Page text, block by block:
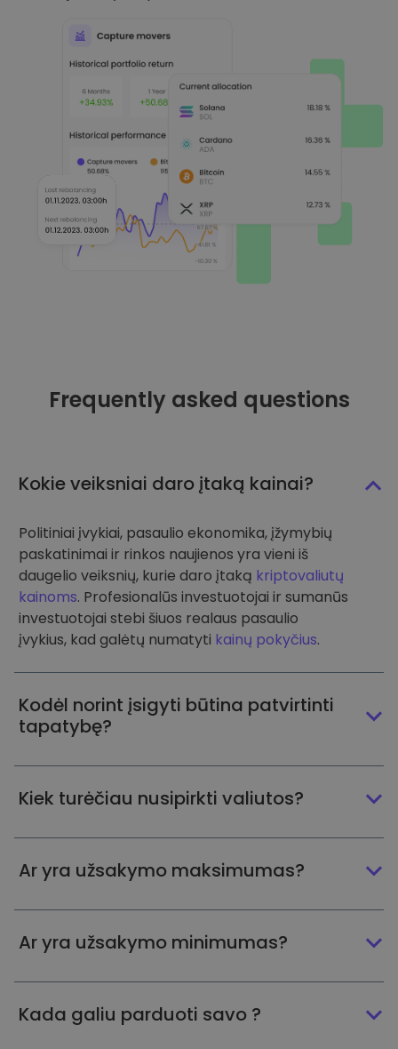
Frequently asked questions
Kokie veiksniai daro įtaką kainai?
Politiniai įvykiai, pasaulio ekonomika, įžymybių
paskatinimai ir rinkos naujienos yra vieni iš
daugelio veiksnių, kurie daro įtaką kriptovaliutų
kainoms. Profesionalūs investuotojai ir sumanūs
investuotojai stebi šiuos realaus pasaulio
įvykius, kad galėtų numatyti kainų pokyčius.
Kodėl norint įsigyti būtina patvirtinti
tapatybę?
Kiek turėčiau nusipirkti valiutos?
Ar yra užsakymo maksimumas?
Ar yra užsakymo minimumas?
Kada galiu parduoti savo ?